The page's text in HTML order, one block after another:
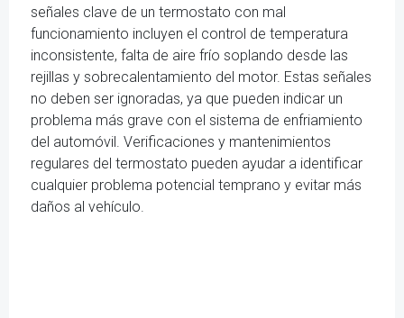
señales clave de un termostato con mal
funcionamiento incluyen el control de temperatura
inconsistente, falta de aire frío soplando desde las
rejillas y sobrecalentamiento del motor. Estas señales
no deben ser ignoradas, ya que pueden indicar un
problema más grave con el sistema de enfriamiento
del automóvil. Verificaciones y mantenimientos
regulares del termostato pueden ayudar a identificar
cualquier problema potencial temprano y evitar más
daños al vehículo.